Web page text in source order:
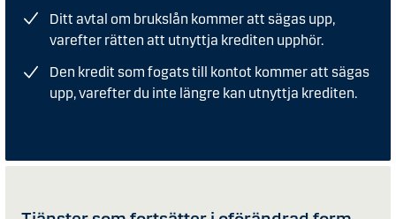
Ditt avtal om brukslån kommer att sägas upp,
varefter rätten att utnyttja krediten upphör.
Den kredit som fogats till kontot kommer att sägas
upp, varefter du inte längre kan utnyttja krediten.